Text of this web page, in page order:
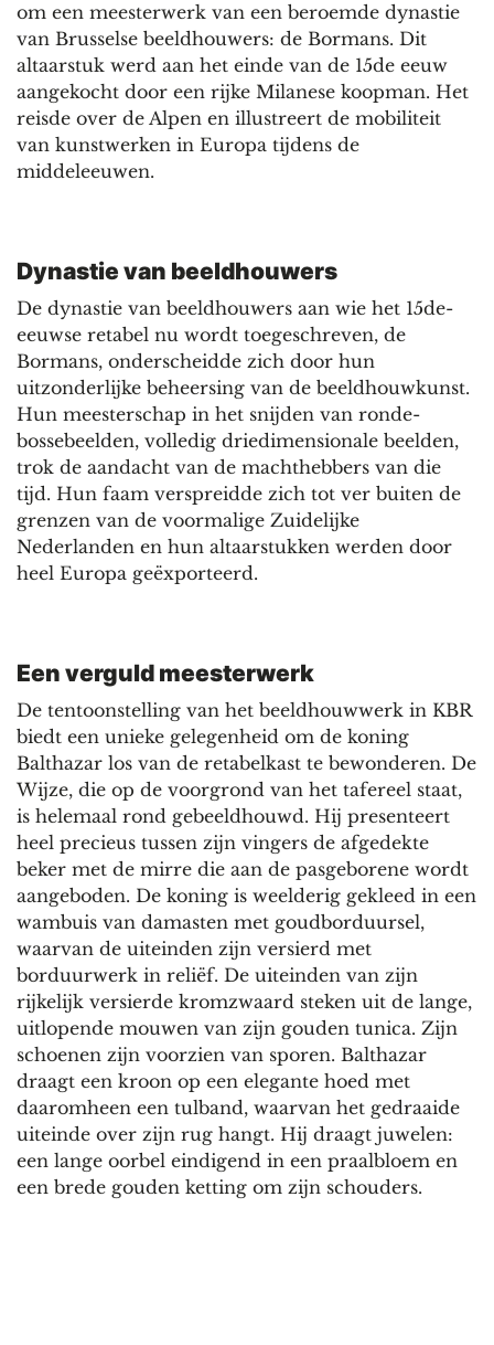
om een meesterwerk van een beroemde dynastie
van Brusselse beeldhouwers: de Bormans. Dit
altaarstuk werd aan het einde van de 15de eeuw
aangekocht door een rijke Milanese koopman. Het
reisde over de Alpen en illustreert de mobiliteit
van kunstwerken in Europa tijdens de
middeleeuwen.
Dynastie van beeldhouwers
De dynastie van beeldhouwers aan wie het 15de-
eeuwse retabel nu wordt toegeschreven, de
Bormans, onderscheidde zich door hun
uitzonderlijke beheersing van de beeldhouwkunst.
Hun meesterschap in het snijden van ronde-
bossebeelden, volledig driedimensionale beelden,
trok de aandacht van de machthebbers van die
tijd. Hun faam verspreidde zich tot ver buiten de
grenzen van de voormalige Zuidelijke
Nederlanden en hun altaarstukken werden door
heel Europa geëxporteerd.
Een verguld meesterwerk
De tentoonstelling van het beeldhouwwerk in KBR
biedt een unieke gelegenheid om de koning
Balthazar los van de retabelkast te bewonderen. De
Wijze, die op de voorgrond van het tafereel staat,
is helemaal rond gebeeldhouwd. Hij presenteert
heel precieus tussen zijn vingers de afgedekte
beker met de mirre die aan de pasgeborene wordt
aangeboden. De koning is weelderig gekleed in een
wambuis van damasten met goudborduursel,
waarvan de uiteinden zijn versierd met
borduurwerk in reliëf. De uiteinden van zijn
rijkelijk versierde kromzwaard steken uit de lange,
uitlopende mouwen van zijn gouden tunica. Zijn
schoenen zijn voorzien van sporen. Balthazar
draagt een kroon op een elegante hoed met
daaromheen een tulband, waarvan het gedraaide
uiteinde over zijn rug hangt. Hij draagt juwelen:
een lange oorbel eindigend in een praalbloem en
een brede gouden ketting om zijn schouders.